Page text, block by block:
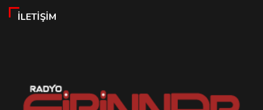
İLETIŞIM